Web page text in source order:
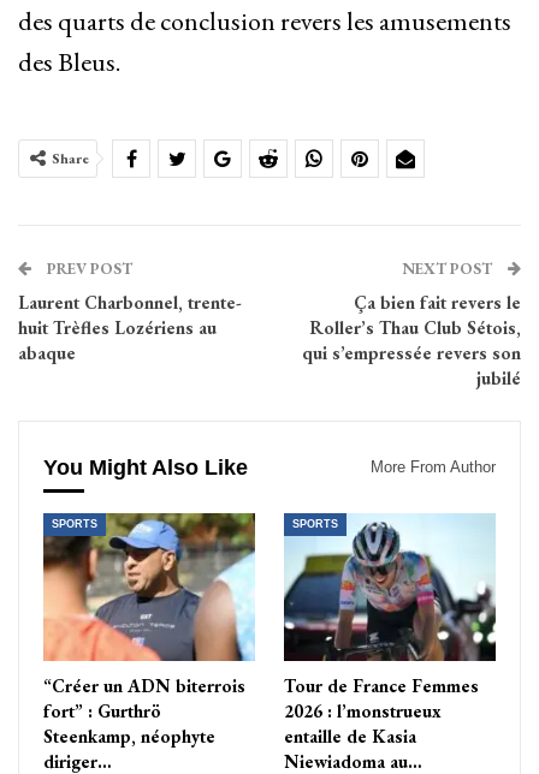
des quarts de conclusion revers les amusements
des Bleus.
Share
PREV POST
Laurent Charbonnel, trente-
huit Trèfles Lozériens au
abaque
NEXT POST
Ça bien fait revers le
Roller’s Thau Club Sétois,
qui s’empressée revers son
jubilé
You Might Also Like More From Author
SPORTS
“Créer un ADN biterrois
fort” : Gurthrö
Steenkamp, néophyte
diriger…
SPORTS
Tour de France Femmes
2026 : l’monstrueux
entaille de Kasia
Niewiadoma au…